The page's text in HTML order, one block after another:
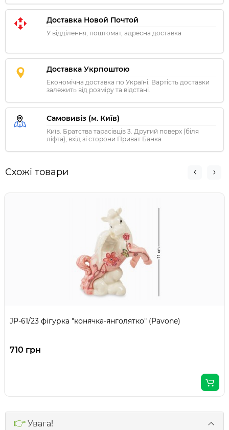
Доставка Новой Почтой
У відділення, поштомат, адресна доставка
Доставка Укрпоштою
Економічна доставка по Україні. Вартість доставки
залежить від розміру та відстані.
Самовивіз (м. Київ)
Київ. Братства тарасівців 3. Другий поверх (біля
ліфта), вхід зі сторони Приват Банка
Схожі товари
JP-61/23 фігурка "конячка-янголятко" (Pavone)
710 грн
👉 Увага!